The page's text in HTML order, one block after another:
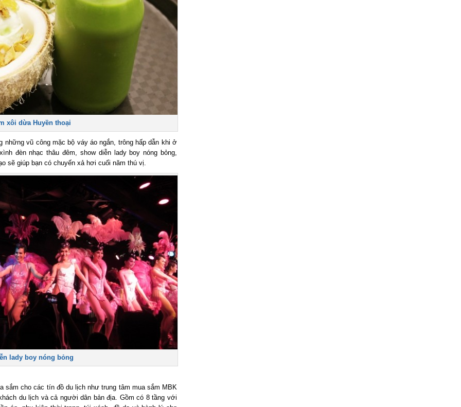
xôi dừa Huyền thoại
vũ công mặc bộ váy áo ngắn, trông hấp dẫn khi ở
đèn nhạc thâu đêm, show diễn lady boy nóng bỏng,
giúp bạn có chuyến xả hơi cuối năm thú vị.
lady boy nóng bỏng
cho các tín đồ du lịch như trung tâm mua sắm MBK
du lịch và cả người dân bản địa. Gồm có 8 tầng với